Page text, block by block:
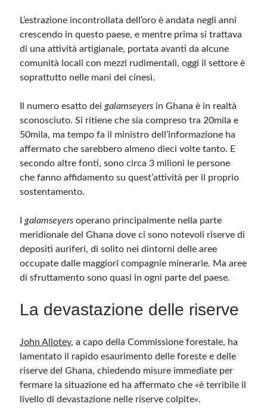
Meta
Feed dei commenti
L’estrazione incontrollata dell’oro è andata negli anni
crescendo in questo paese, e mentre prima si trattava
di una attività artigianale, portata avanti da alcune
comunità locali con mezzi rudimentali, oggi il settore è
soprattutto nelle mani dei cinesi.
Il numero esatto dei galamseyers in Ghana è in realtà
sconosciuto. Si ritiene che sia compreso tra 20mila e
50mila, ma tempo fa il ministro dell’informazione ha
affermato che sarebbero almeno dieci volte tanto. E
secondo altre fonti, sono circa 3 milioni le persone
che fanno affidamento su quest’attività per il proprio
sostentamento.
galamseyers operano principalmente nella parte
meridionale del Ghana dove ci sono notevoli riserve di
depositi auriferi, di solito nei dintorni delle aree
occupate dalle maggiori compagnie minerarie. Ma aree
di sfruttamento sono quasi in ogni parte del paese.
La devastazione delle riserve
John Allotey, a capo della Commissione forestale, ha
lamentato il rapido esaurimento delle foreste e delle
riserve del Ghana, chiedendo misure immediate per
fermare la situazione ed ha affermato che «è terribile il
livello di devastazione nelle riserve colpite».